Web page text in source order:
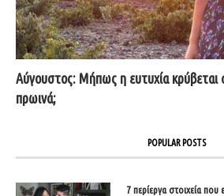
Αύγουστος: Μήπως η ευτυχία κρύβεται
πρωινά;
POPULAR POSTS
7 περίεργα στοιχεία που